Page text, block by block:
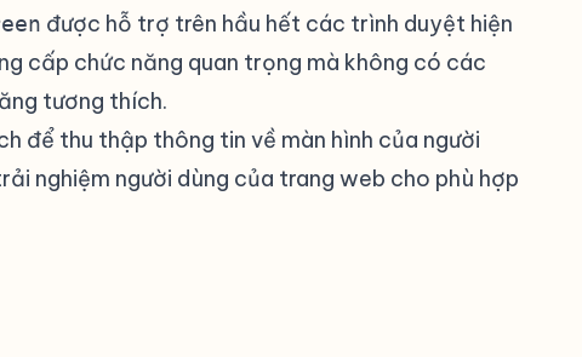
được hỗ trợ trên hầu hết các trình duyệt hiện
cấp chức năng quan trọng mà không có các
tương thích.
để thu thập thông tin về màn hình của người
nghiệm người dùng của trang web cho phù hợp